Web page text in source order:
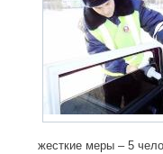
жесткие меры – 5